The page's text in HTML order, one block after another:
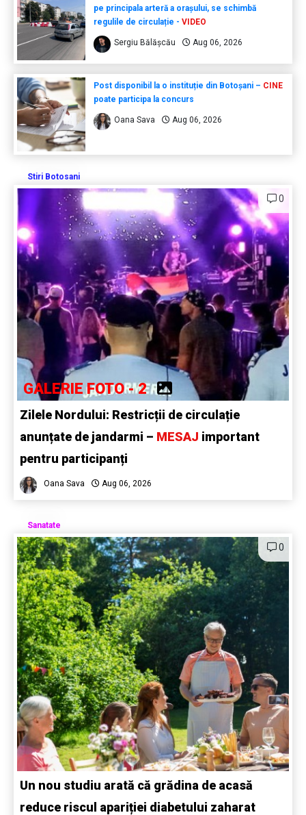
pe principala arteră a orașului, se schimbă
regulile de circulație - VIDEO
Sergiu Bălășcău Aug 06, 2026
Post disponibil la o instituție din Botoșani – CINE
poate participa la concurs
Oana Sava Aug 06, 2026
Stiri Botosani
0
GALERIE FOTO - 2
Zilele Nordului: Restricții de circulație
anunțate de jandarmi – MESAJ important
pentru participanți
Oana Sava Aug 06, 2026
Sanatate
0
Un nou studiu arată că grădina de acasă
reduce riscul apariției diabetului zaharat